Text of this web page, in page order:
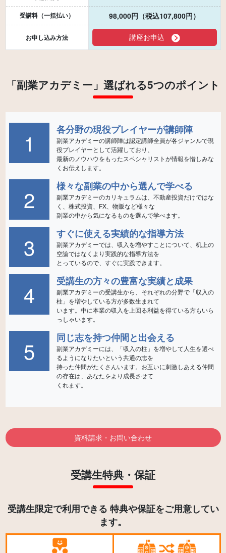
受講料（一括払い） 98,000円（税込107,800円）
お申し込み方法 講座お申込
「副業アカデミー」選ばれる5つのポイント
1 各分野の現役プレイヤーが講師陣
副業アカデミーの講師陣は認定講師全員が各ジャンルで現
役プレイヤーとして活躍しており、
最新のノウハウをもったスペシャリストが情報を惜しみな
2 様々な副業の中から選んで学べる
副業アカデミーのカリキュラムは、不動産投資だけではな
く、株式投資、FX、物販など様々な
3 すぐに使える実績的な指導方法
副業アカデミーでは、収入を増やすことについて、机上の
空論ではなくより実践的な指導方法を
4 受講生の方々の豊富な実績と成果
副業アカデミーの受講生から、それぞれの分野で「収入の
柱」を増やしている方が多数生まれて
います。中に本業の収入を上回る利益を得ている方もいら
5 同じ志を持つ仲間と出会える
副業アカデミーには、「収入の柱」を増やして人生を選べ
るようになりたいという共通の志を
持った仲間がたくさんいます。お互いに刺激しあえる仲間
の存在は、あなたをより成長させて
資料請求・お問い合わせ
受講生特典・保証
受講生限定で利用できる 特典や保証をご用意してい
ます。